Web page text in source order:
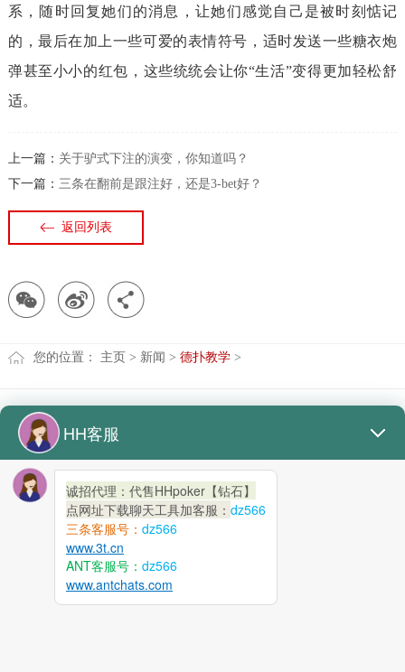
系，随时回复她们的消息，让她们感觉自己是被时刻惦记
的，最后在加上一些可爱的表情符号，适时发送一些糖衣炮
弹甚至小小的红包，这些统统会让你“生活”变得更加轻松舒
适。
上一篇： 关于驴式下注的演变，你知道吗？
下一篇： 三条在翻前是跟注好，还是3-bet好？
返回列表
您的位置： 主页> 新闻 > 德扑教学>
代理
下载